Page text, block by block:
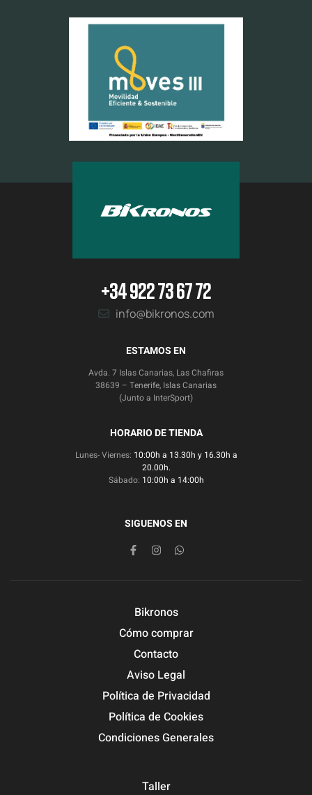
+34 922 73 67 72
info@bikronos.com
ESTAMOS EN
Avda. 7 Islas Canarias, Las Chafiras
38639 – Tenerife, Islas Canarias
(Junto a InterSport)
HORARIO DE TIENDA
Lunes- Viernes: 10:00h a 13.30h y 16.30h a
20.00h.
Sábado: 10:00h a 14:00h
SIGUENOS EN
Bikronos
Cómo comprar
Contacto
Aviso Legal
Política de Privacidad
Política de Cookies
Condiciones Generales
Taller